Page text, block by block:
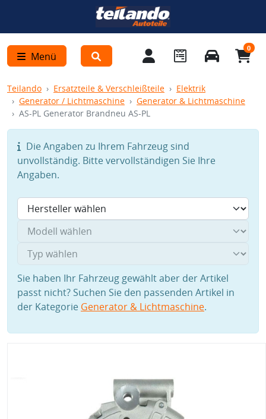
Menü
0
Teilando Ersatzteile & Verschleißteile
Elektrik
Generator / Lichtmaschine
Generator & Lichtmaschine
AS-PL Generator Brandneu AS-PL
Die Angaben zu Ihrem Fahrzeug sind
unvollständig. Bitte vervollständigen Sie Ihre
Angaben.
Sie haben Ihr Fahrzeug gewählt aber der Artikel
passt nicht? Suchen Sie den passenden Artikel in
der Kategorie Generator & Lichtmaschine.